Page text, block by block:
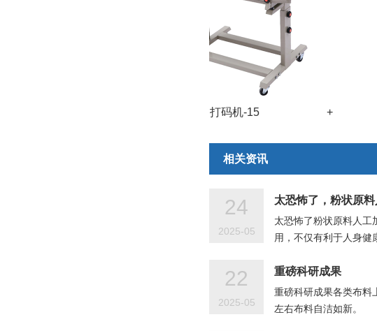
洗衣粉封口打码机-15
相关资讯
24
2025-05
太恐怖了，粉状原料
太恐怖了粉状原料人工
用，不仅有利于人身健
22
2025-05
重磅科研成果
重磅科研成果各类布料
左右布料自洁如新。